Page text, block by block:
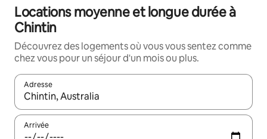
Locations moyenne et longue durée à
Chintin
Découvrez des logements où vous vous sentez comme
chez vous pour un séjour d'un mois ou plus.
Adresse
Lorsque les résultats s'affichent, utilisez les flèches vers le
Arrivée